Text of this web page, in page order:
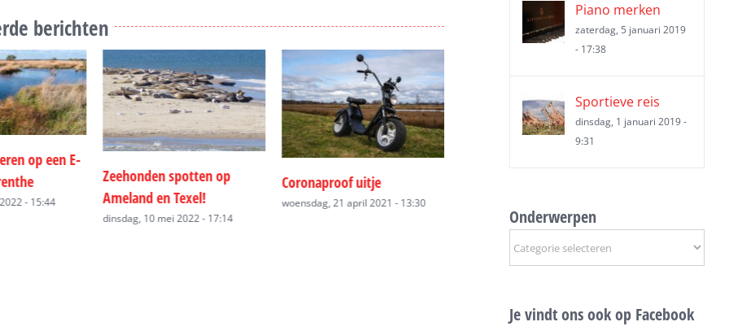
berichten
op
Coronaproof uitje
woensdag, 21 april 2021 - 13:30
Op schoolkamp
vrijdag, 10 mei 2019 - 15:01
Piano merken
zaterdag, 5 januari 2019
- 17:38
Sportieve reis
dinsdag, 1 januari 2019 -
9:31
Onderwerpen
Onderwerpen
Je vindt ons ook op Facebook